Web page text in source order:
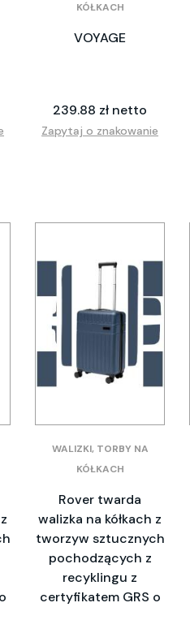
KÓŁKACH
VOYAGE
239.88 zł netto
Zapytaj o znakowanie
WALIZKI, TORBY NA
KÓŁKACH
Rover twarda
walizka na kółkach z
tworzyw sztucznych
pochodzących z
recyklingu z
certyfikatem GRS o